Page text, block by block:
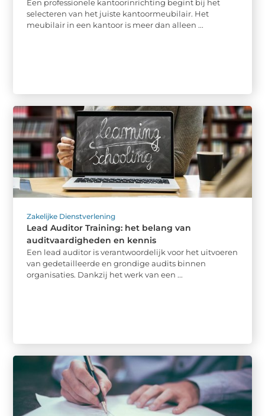
Een professionele kantoorinrichting begint bij het
selecteren van het juiste kantoormeubilair. Het
meubilair in een kantoor is meer dan alleen ...
Zakelijke Dienstverlening
Lead Auditor Training: het belang van
auditvaardigheden en kennis
Een lead auditor is verantwoordelijk voor het uitvoeren
van gedetailleerde en grondige audits binnen
organisaties. Dankzij het werk van een ...